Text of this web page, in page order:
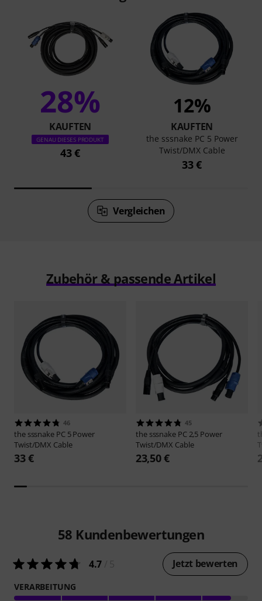
28%
KAUFTEN
GENAU DIESES PRODUKT
43 €
12%
KAUFTEN
the sssnake PC 5 Power
Twist/DMX Cable
33 €
Vergleichen
Zubehör & passende Artikel
46
the sssnake PC 5 Power
Twist/DMX Cable
33 €
45
the sssnake PC 2,5 Power
Twist/DMX Cable
23,50 €
58 Kundenbewertungen
4.7 Jetzt bewerten
VERARBEITUNG